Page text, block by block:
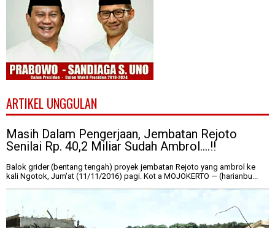
ARTIKEL UNGGULAN
Masih Dalam Pengerjaan, Jembatan Rejoto
Senilai Rp. 40,2 Miliar Sudah Ambrol....!!
Balok grider (bentang tengah) proyek jembatan Rejoto yang ambrol ke
kali Ngotok, Jum'at (11/11/2016) pagi. Kot a MOJOKERTO — (harianbu...